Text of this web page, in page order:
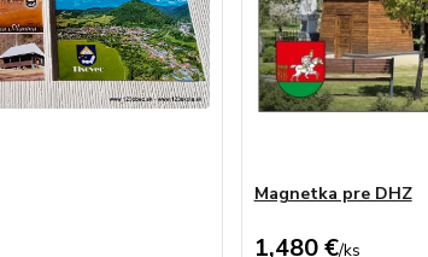
Magnetka pre DHZ
1,480 €/ks